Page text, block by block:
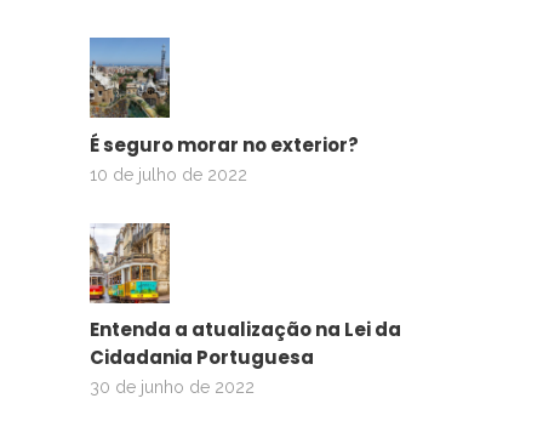
É seguro morar no exterior?
10 de julho de 2022
Entenda a atualização na Lei da
Cidadania Portuguesa
30 de junho de 2022